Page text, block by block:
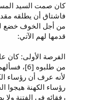
كان صمت السيد
فاشتاق أن يطلقه
من أجل الخوف خضع
قدمها لهم الآتي:
الفرصة الأولى: كان
من طلبوه
رؤساء الكهنة هيجوا
رفقائه في الفتنة